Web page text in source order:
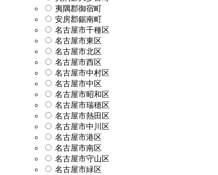
夷隅郡御宿町
安房郡鋸南町
名古屋市千種区
名古屋市東区
名古屋市北区
名古屋市西区
名古屋市中村区
名古屋市中区
名古屋市昭和区
名古屋市瑞穂区
名古屋市熱田区
名古屋市中川区
名古屋市港区
名古屋市南区
名古屋市守山区
名古屋市緑区